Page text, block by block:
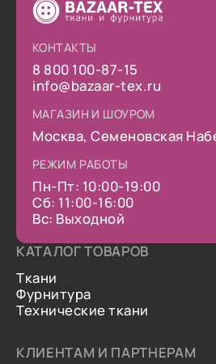
КОНТАКТЫ
8 800 100-87-15
info@bazaar-tex.ru
МАГАЗИН И ШОУРОМ
Москва, Семеновская
РЕЖИМ РАБОТЫ
Пн-Пт: 10:00-19:00
Сб: 11:00-16:00
Вс: Выходной
КАТАЛОГ ТОВАРОВ
Ткани
Фурнитура
Технические ткани
КЛИЕНТАМ И ПАРТНЕРАМ